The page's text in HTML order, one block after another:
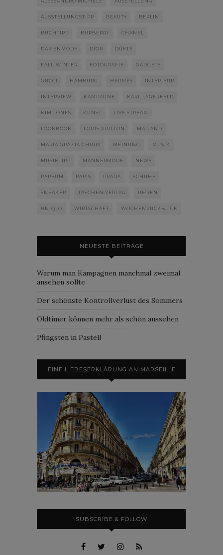
AUSSTELLUNGSTIPP BEAUTY BERLIN
BUCHTIPP BURBERRY CHANEL
DAMENMODE DIOR DÜFTE
FALL-WINTER FOTOGRAFIE GADGETS
GUCCI HAMBURG HERMÈS INTERIEUR
INTERVIEW KAMPAGNE KARL LAGERFELD
KIM JONES KUNST LIVE STREAM
LOOKBOOK LOUIS VUITTON MAILAND
MARIA GRAZIA CHIURI MEINUNG MUSIK
MUSIKTIPP MÄNNERMODE NEWS
PARFUM PARIS PRADA SCHUHE
SNEAKER TASCHEN VERLAG UHREN
UNIQLO WIRTSCHAFT WOCHENRÜCKBLICK
NEUESTE BEITRÄGE
Warum man Kampagnen manchmal zweimal
ansehen sollte
Der schönste Kontrollverlust des Sommers
Oldtimer können mehr als schön aussehen
Pfingsten in Pastell
EINE LIEBESERKLÄRUNG AN MARSEILLE
SUBSCRIBE & FOLLOW